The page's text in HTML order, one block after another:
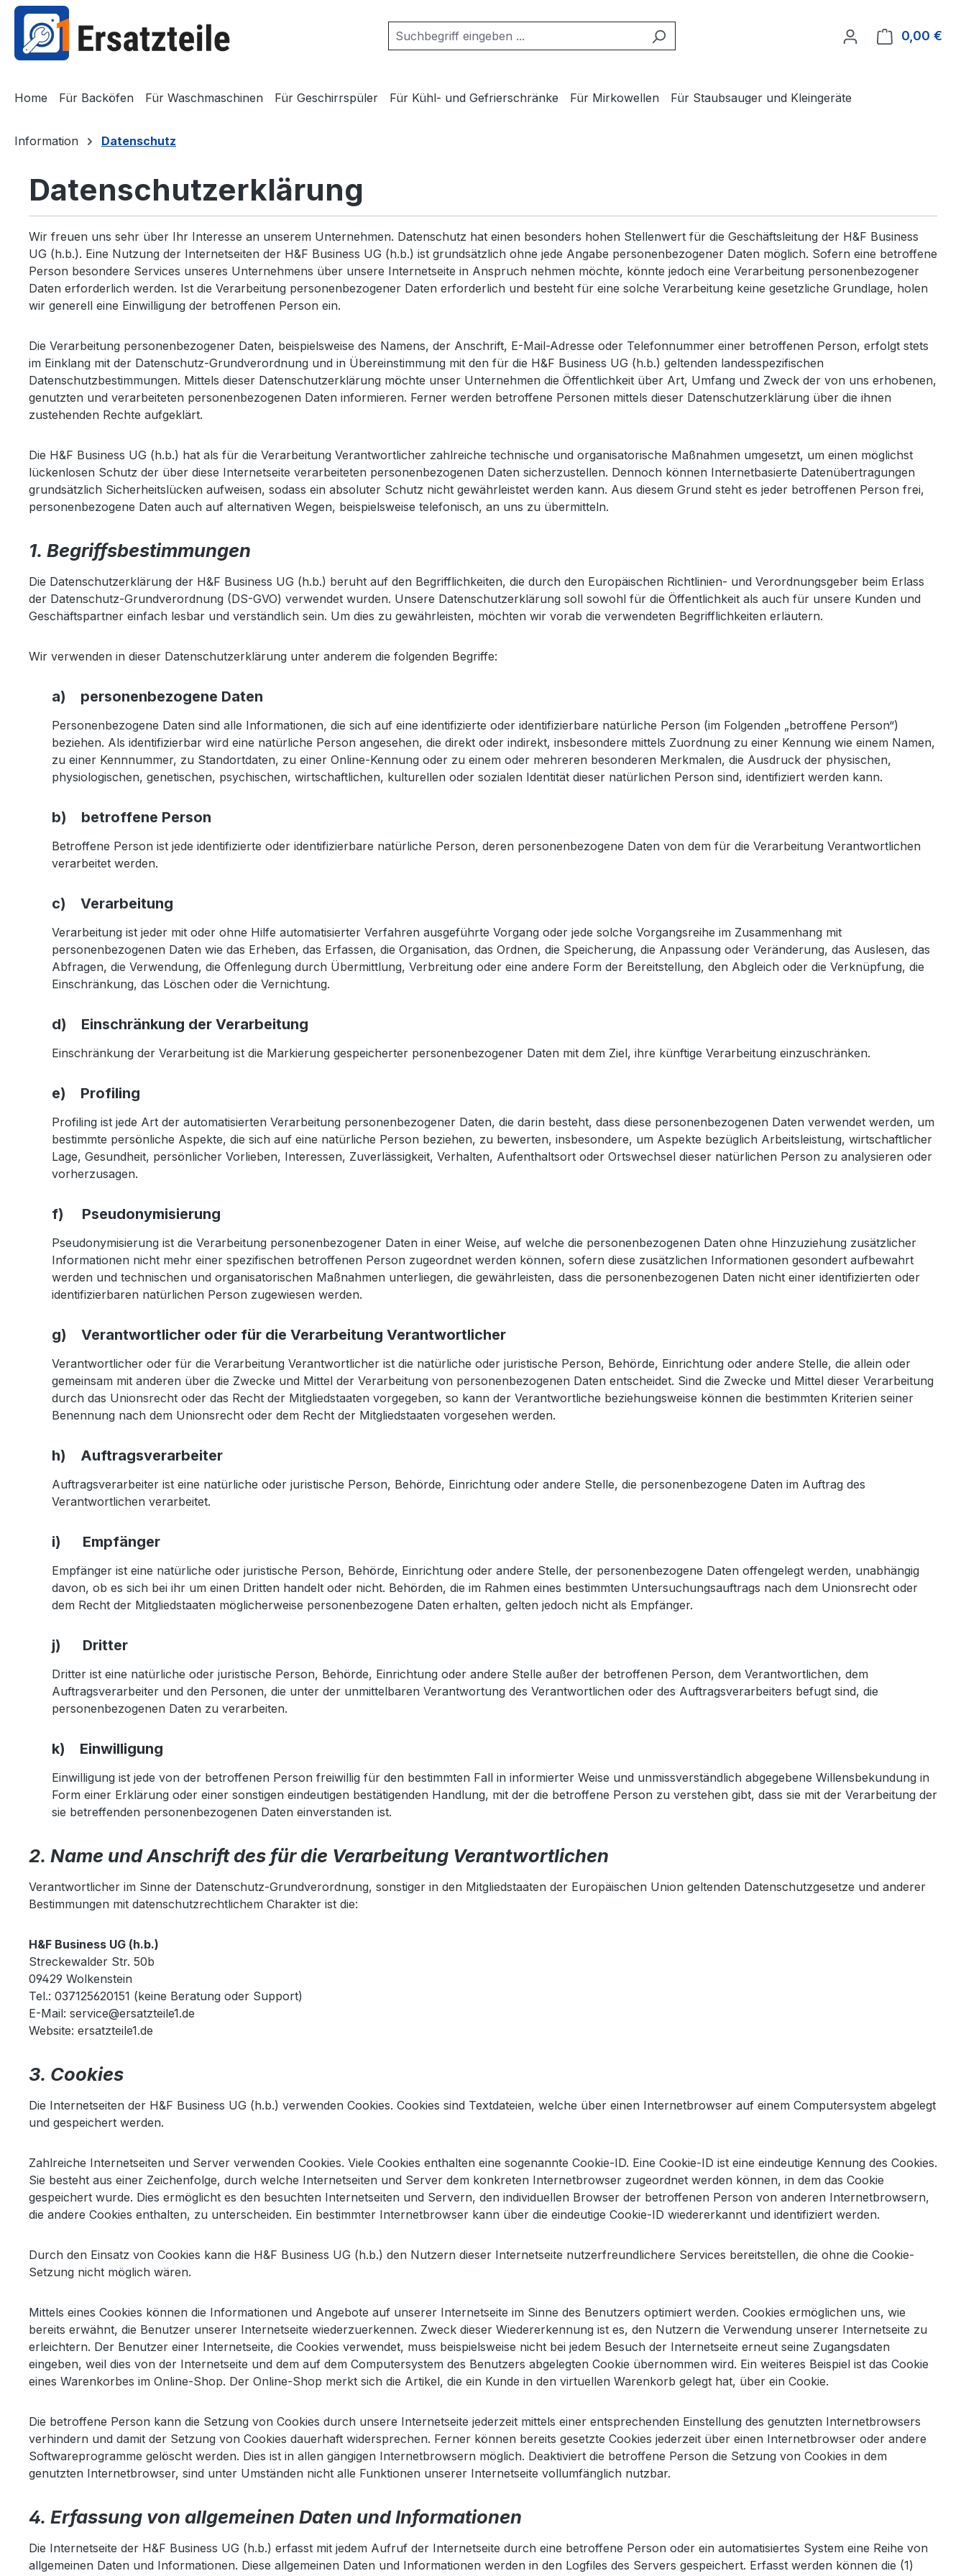
Zur Hauptnavigation springen
0,00 €
Home Für Backöfen Für Waschmaschinen Für Geschirrspüler Für Kühl- und Gefrierschränke Für Mirkowellen Für Staubsauger und Kleingeräte
Information Datenschutz
Datenschutzerklärung
Wir freuen uns sehr über Ihr Interesse an unserem Unternehmen. Datenschutz hat einen besonders hohen Stellenwert für die Geschäftsleitung der H&F Business
UG (h.b.). Eine Nutzung der Internetseiten der H&F Business UG (h.b.) ist grundsätzlich ohne jede Angabe personenbezogener Daten möglich. Sofern eine betroffene
Person besondere Services unseres Unternehmens über unsere Internetseite in Anspruch nehmen möchte, könnte jedoch eine Verarbeitung personenbezogener
Daten erforderlich werden. Ist die Verarbeitung personenbezogener Daten erforderlich und besteht für eine solche Verarbeitung keine gesetzliche Grundlage, holen
wir generell eine Einwilligung der betroffenen Person ein.
Die Verarbeitung personenbezogener Daten, beispielsweise des Namens, der Anschrift, E-Mail-Adresse oder Telefonnummer einer betroffenen Person, erfolgt stets
im Einklang mit der Datenschutz-Grundverordnung und in Übereinstimmung mit den für die H&F Business UG (h.b.) geltenden landesspezifischen
Datenschutzbestimmungen. Mittels dieser Datenschutzerklärung möchte unser Unternehmen die Öffentlichkeit über Art, Umfang und Zweck der von uns erhobenen,
genutzten und verarbeiteten personenbezogenen Daten informieren. Ferner werden betroffene Personen mittels dieser Datenschutzerklärung über die ihnen
zustehenden Rechte aufgeklärt.
Die H&F Business UG (h.b.) hat als für die Verarbeitung Verantwortlicher zahlreiche technische und organisatorische Maßnahmen umgesetzt, um einen möglichst
lückenlosen Schutz der über diese Internetseite verarbeiteten personenbezogenen Daten sicherzustellen. Dennoch können Internetbasierte Datenübertragungen
grundsätzlich Sicherheitslücken aufweisen, sodass ein absoluter Schutz nicht gewährleistet werden kann. Aus diesem Grund steht es jeder betroffenen Person frei,
personenbezogene Daten auch auf alternativen Wegen, beispielsweise telefonisch, an uns zu übermitteln.
1. Begriffsbestimmungen
Die Datenschutzerklärung der H&F Business UG (h.b.) beruht auf den Begrifflichkeiten, die durch den Europäischen Richtlinien- und Verordnungsgeber beim Erlass
der Datenschutz-Grundverordnung (DS-GVO) verwendet wurden. Unsere Datenschutzerklärung soll sowohl für die Öffentlichkeit als auch für unsere Kunden und
Geschäftspartner einfach lesbar und verständlich sein. Um dies zu gewährleisten, möchten wir vorab die verwendeten Begrifflichkeiten erläutern.
Wir verwenden in dieser Datenschutzerklärung unter anderem die folgenden Begriffe:
a) personenbezogene Daten
Personenbezogene Daten sind alle Informationen, die sich auf eine identifizierte oder identifizierbare natürliche Person (im Folgenden „betroffene Person“)
beziehen. Als identifizierbar wird eine natürliche Person angesehen, die direkt oder indirekt, insbesondere mittels Zuordnung zu einer Kennung wie einem Namen,
zu einer Kennnummer, zu Standortdaten, zu einer Online-Kennung oder zu einem oder mehreren besonderen Merkmalen, die Ausdruck der physischen,
physiologischen, genetischen, psychischen, wirtschaftlichen, kulturellen oder sozialen Identität dieser natürlichen Person sind, identifiziert werden kann.
b) betroffene Person
Betroffene Person ist jede identifizierte oder identifizierbare natürliche Person, deren personenbezogene Daten von dem für die Verarbeitung Verantwortlichen
verarbeitet werden.
c) Verarbeitung
Verarbeitung ist jeder mit oder ohne Hilfe automatisierter Verfahren ausgeführte Vorgang oder jede solche Vorgangsreihe im Zusammenhang mit
personenbezogenen Daten wie das Erheben, das Erfassen, die Organisation, das Ordnen, die Speicherung, die Anpassung oder Veränderung, das Auslesen, das
Abfragen, die Verwendung, die Offenlegung durch Übermittlung, Verbreitung oder eine andere Form der Bereitstellung, den Abgleich oder die Verknüpfung, die
Einschränkung, das Löschen oder die Vernichtung.
d) Einschränkung der Verarbeitung
Einschränkung der Verarbeitung ist die Markierung gespeicherter personenbezogener Daten mit dem Ziel, ihre künftige Verarbeitung einzuschränken.
e) Profiling
Profiling ist jede Art der automatisierten Verarbeitung personenbezogener Daten, die darin besteht, dass diese personenbezogenen Daten verwendet werden, um
bestimmte persönliche Aspekte, die sich auf eine natürliche Person beziehen, zu bewerten, insbesondere, um Aspekte bezüglich Arbeitsleistung, wirtschaftlicher
Lage, Gesundheit, persönlicher Vorlieben, Interessen, Zuverlässigkeit, Verhalten, Aufenthaltsort oder Ortswechsel dieser natürlichen Person zu analysieren oder
vorherzusagen.
f) Pseudonymisierung
Pseudonymisierung ist die Verarbeitung personenbezogener Daten in einer Weise, auf welche die personenbezogenen Daten ohne Hinzuziehung zusätzlicher
Informationen nicht mehr einer spezifischen betroffenen Person zugeordnet werden können, sofern diese zusätzlichen Informationen gesondert aufbewahrt
werden und technischen und organisatorischen Maßnahmen unterliegen, die gewährleisten, dass die personenbezogenen Daten nicht einer identifizierten oder
identifizierbaren natürlichen Person zugewiesen werden.
g) Verantwortlicher oder für die Verarbeitung Verantwortlicher
Verantwortlicher oder für die Verarbeitung Verantwortlicher ist die natürliche oder juristische Person, Behörde, Einrichtung oder andere Stelle, die allein oder
gemeinsam mit anderen über die Zwecke und Mittel der Verarbeitung von personenbezogenen Daten entscheidet. Sind die Zwecke und Mittel dieser Verarbeitung
durch das Unionsrecht oder das Recht der Mitgliedstaaten vorgegeben, so kann der Verantwortliche beziehungsweise können die bestimmten Kriterien seiner
Benennung nach dem Unionsrecht oder dem Recht der Mitgliedstaaten vorgesehen werden.
h) Auftragsverarbeiter
Auftragsverarbeiter ist eine natürliche oder juristische Person, Behörde, Einrichtung oder andere Stelle, die personenbezogene Daten im Auftrag des
Verantwortlichen verarbeitet.
i) Empfänger
Empfänger ist eine natürliche oder juristische Person, Behörde, Einrichtung oder andere Stelle, der personenbezogene Daten offengelegt werden, unabhängig
davon, ob es sich bei ihr um einen Dritten handelt oder nicht. Behörden, die im Rahmen eines bestimmten Untersuchungsauftrags nach dem Unionsrecht oder
dem Recht der Mitgliedstaaten möglicherweise personenbezogene Daten erhalten, gelten jedoch nicht als Empfänger.
j) Dritter
Dritter ist eine natürliche oder juristische Person, Behörde, Einrichtung oder andere Stelle außer der betroffenen Person, dem Verantwortlichen, dem
Auftragsverarbeiter und den Personen, die unter der unmittelbaren Verantwortung des Verantwortlichen oder des Auftragsverarbeiters befugt sind, die
personenbezogenen Daten zu verarbeiten.
k) Einwilligung
Einwilligung ist jede von der betroffenen Person freiwillig für den bestimmten Fall in informierter Weise und unmissverständlich abgegebene Willensbekundung in
Form einer Erklärung oder einer sonstigen eindeutigen bestätigenden Handlung, mit der die betroffene Person zu verstehen gibt, dass sie mit der Verarbeitung der
sie betreffenden personenbezogenen Daten einverstanden ist.
2. Name und Anschrift des für die Verarbeitung Verantwortlichen
Verantwortlicher im Sinne der Datenschutz-Grundverordnung, sonstiger in den Mitgliedstaaten der Europäischen Union geltenden Datenschutzgesetze und anderer
Bestimmungen mit datenschutzrechtlichem Charakter ist die:
H&F Business UG (h.b.)
Streckewalder Str. 50b
09429 Wolkenstein
Tel.: 037125620151 (keine Beratung oder Support)
E-Mail: service@ersatzteile1.de
Website: ersatzteile1.de
3. Cookies
Die Internetseiten der H&F Business UG (h.b.) verwenden Cookies. Cookies sind Textdateien, welche über einen Internetbrowser auf einem Computersystem abgelegt
und gespeichert werden.
Zahlreiche Internetseiten und Server verwenden Cookies. Viele Cookies enthalten eine sogenannte Cookie-ID. Eine Cookie-ID ist eine eindeutige Kennung des Cookies.
Sie besteht aus einer Zeichenfolge, durch welche Internetseiten und Server dem konkreten Internetbrowser zugeordnet werden können, in dem das Cookie
gespeichert wurde. Dies ermöglicht es den besuchten Internetseiten und Servern, den individuellen Browser der betroffenen Person von anderen Internetbrowsern,
die andere Cookies enthalten, zu unterscheiden. Ein bestimmter Internetbrowser kann über die eindeutige Cookie-ID wiedererkannt und identifiziert werden.
Durch den Einsatz von Cookies kann die H&F Business UG (h.b.) den Nutzern dieser Internetseite nutzerfreundlichere Services bereitstellen, die ohne die Cookie-
Setzung nicht möglich wären.
Mittels eines Cookies können die Informationen und Angebote auf unserer Internetseite im Sinne des Benutzers optimiert werden. Cookies ermöglichen uns, wie
bereits erwähnt, die Benutzer unserer Internetseite wiederzuerkennen. Zweck dieser Wiedererkennung ist es, den Nutzern die Verwendung unserer Internetseite zu
erleichtern. Der Benutzer einer Internetseite, die Cookies verwendet, muss beispielsweise nicht bei jedem Besuch der Internetseite erneut seine Zugangsdaten
eingeben, weil dies von der Internetseite und dem auf dem Computersystem des Benutzers abgelegten Cookie übernommen wird. Ein weiteres Beispiel ist das Cookie
eines Warenkorbes im Online-Shop. Der Online-Shop merkt sich die Artikel, die ein Kunde in den virtuellen Warenkorb gelegt hat, über ein Cookie.
Die betroffene Person kann die Setzung von Cookies durch unsere Internetseite jederzeit mittels einer entsprechenden Einstellung des genutzten Internetbrowsers
verhindern und damit der Setzung von Cookies dauerhaft widersprechen. Ferner können bereits gesetzte Cookies jederzeit über einen Internetbrowser oder andere
Softwareprogramme gelöscht werden. Dies ist in allen gängigen Internetbrowsern möglich. Deaktiviert die betroffene Person die Setzung von Cookies in dem
genutzten Internetbrowser, sind unter Umständen nicht alle Funktionen unserer Internetseite vollumfänglich nutzbar.
4. Erfassung von allgemeinen Daten und Informationen
Die Internetseite der H&F Business UG (h.b.) erfasst mit jedem Aufruf der Internetseite durch eine betroffene Person oder ein automatisiertes System eine Reihe von
allgemeinen Daten und Informationen. Diese allgemeinen Daten und Informationen werden in den Logfiles des Servers gespeichert. Erfasst werden können die (1)